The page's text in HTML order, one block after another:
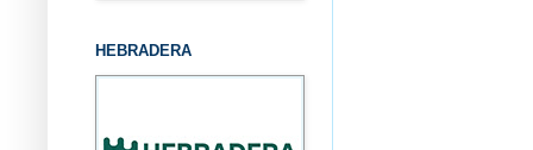
HEBRADERA